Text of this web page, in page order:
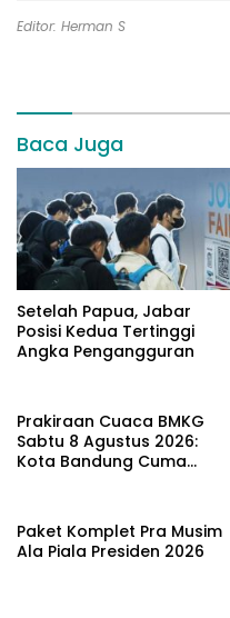
Editor: Herman S
Baca Juga
Setelah Papua, Jabar
Posisi Kedua Tertinggi
Angka Pengangguran
Prakiraan Cuaca BMKG
Sabtu 8 Agustus 2026:
Kota Bandung Cuma
Paket Komplet Pra Musim
Ala Piala Presiden 2026